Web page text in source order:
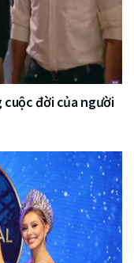
cuộc đời của người